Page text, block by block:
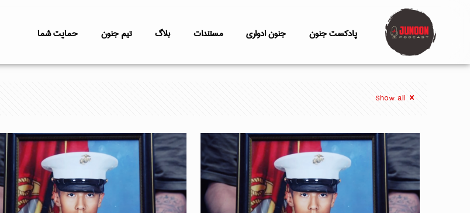
پادکست جنون جنون ادواری مستندات بلاگ تیم جنون حمایت شما
Show all